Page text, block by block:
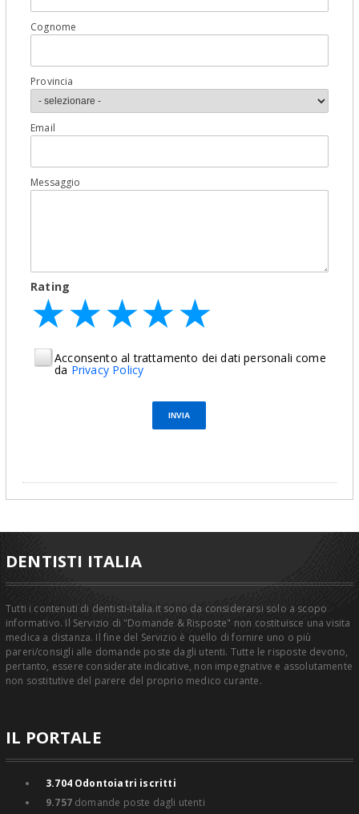
Cognome
Provincia
Email
Messaggio
Rating
★
★★
★★★
★★★★
★★★★★
Acconsento al trattamento dei dati personali come
da Privacy Policy
DENTISTI ITALIA
Tutti i contenuti di dentisti-italia.it sono da considerarsi solo a scopo
informativo. Il Servizio di "Domande & Risposte" non costituisce una visita
medica a distanza. Il fine del Servizio è quello di fornire uno o più
pareri/consigli alle domande poste dagli utenti. Tutte le risposte devono,
pertanto, essere considerate indicative, non impegnative e assolutamente
non sostitutive del parere del proprio medico curante.
IL PORTALE
3.704Odontoiatri iscritti
9.757domande poste dagli utenti